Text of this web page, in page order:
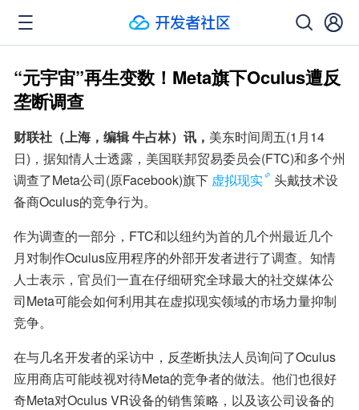
“元宇宙”再生变数！Meta旗下Oculus遭反
垄断调查
财联社（上海，编辑 牛占林）讯， 美东时间周五(1月14
日)，据知情人士透露，美国联邦贸易委员会(FTC)和多个州
调查了Meta公司(原Facebook)旗下 虚拟现实
头戴技术设
备商Oculus的竞争行为。
作为调查的一部分，FTC和以纽约为首的几个州最近几个
月对制作Oculus应用程序的外部开发者进行了调查。知情
人士表示，官员们一直在仔细研究全球最大的社交媒体公
司Meta可能会如何利用其在虚拟现实领域的市场力量抑制
竞争。
在与几名开发者的采访中，反垄断执法人员询问了Oculus
应用商店可能歧视对待Meta的竞争者的做法。他们也很好
奇Meta对Oculus VR设备的销售策略，以及该公司设备的